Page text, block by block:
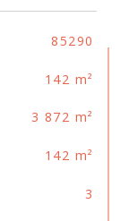
85290
142 m²
3 872 m²
142 m²
3